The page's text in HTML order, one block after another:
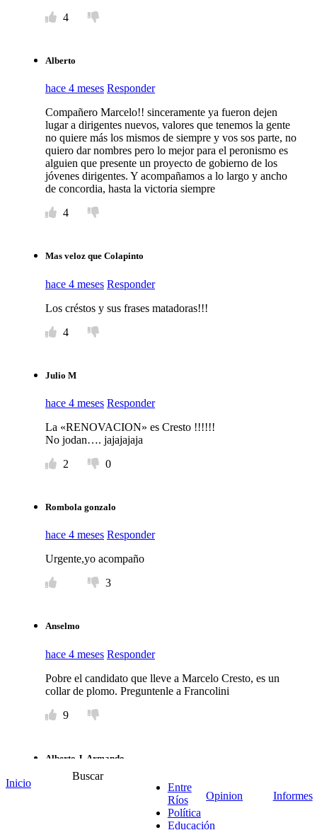
4
Alberto
hace 4 meses Responder
Compañero Marcelo!! sinceramente ya fueron dejen
lugar a dirigentes nuevos, valores que tenemos la gente
no quiere más los mismos de siempre y vos sos parte, no
quiero dar nombres pero lo mejor para el peronismo es
alguien que presente un proyecto de gobierno de los
jóvenes dirigentes. Y acompañamos a lo largo y ancho
de concordia, hasta la victoria siempre
4
Mas veloz que Colapinto
hace 4 meses Responder
Los créstos y sus frases matadoras!!!
4
Julio M
hace 4 meses Responder
La «RENOVACION» es Cresto !!!!!!
No jodan…. jajajajaja
2
0
Rombola gonzalo
hace 4 meses Responder
Urgente,yo acompaño
3
Anselmo
hace 4 meses Responder
Pobre el candidato que lleve a Marcelo Cresto, es un
collar de plomo. Preguntenle a Francolini
9
Alberto J. Armando
Todos los que piden renovación, pero se consideran
parte de dicha renovación. Hace más de 30 años que
Inicio
Buscar
Entre
Ríos
Política
Educación
Opinion Informes